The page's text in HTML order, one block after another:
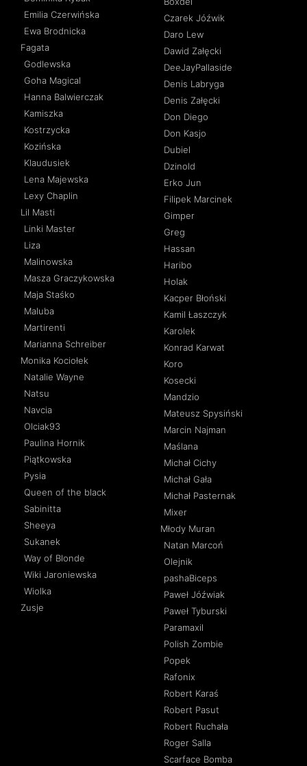
Emilia Czerwińska
Ewa Brodnicka
Fagata
Godlewska
Goha Magical
Hanna Balwierczak
Kamiszka
Kostrzycka
Kozińska
Klaudusiek
Lena Majewska
Lexy Chaplin
Lil Masti
Linki Master
Liza
Malinowska
Masza Graczykowska
Maja Staśko
Maluba
Martirenti
Marianna Schreiber
Monika Kociołek
Natalie Wayne
Natsu
Navcia
Olciak93
Paulina Hornik
Piątkowska
Pysia
Queen of the black
Sabinitta
Sheeya
Sukanek
Way of Blonde
Wiki Jaroniewska
Wiolka
Zusje
Czarek Jóźwik
Daro Lew
Dawid Załęcki
DeeJayPallaside
Denis Labryga
Denis Załęcki
Don Diego
Don Kasjo
Dubiel
Dzinold
Erko Jun
Filipek Marcinek
Gimper
Greg
Hassan
Haribo
Holak
Kacper Błoński
Kamil Łaszczyk
Karolek
Konrad Karwat
Koro
Kosecki
Mandzio
Mateusz Spysiński
Marcin Najman
Maślana
Michał Cichy
Michał Gała
Michał Pasternak
Mixer
Młody Muran
Natan Marcoń
Olejnik
pashaBiceps
Paweł Jóźwiak
Paweł Tyburski
Paramaxil
Polish Zombie
Popek
Rafonix
Robert Karaś
Robert Pasut
Robert Ruchała
Roger Salla
Scarface Bomba